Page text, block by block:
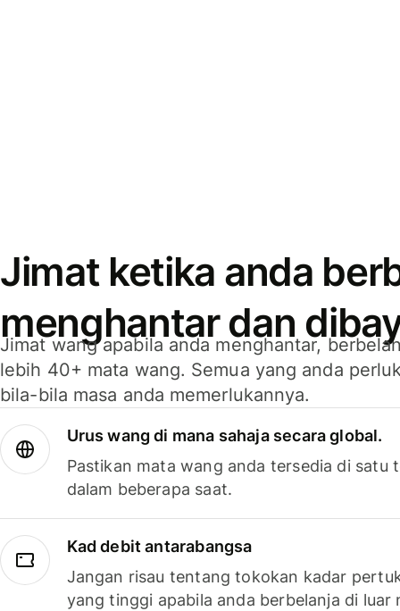
Jimat ketika anda
menghantar dan
Jimat wang apabila anda menghantar,
lebih 40+ mata wang. Semua yang anda
bila-bila masa anda memerlukannya.
Urus wang di mana sahaja secara global.
Pastikan mata wang anda tersedia di satu
dalam beberapa saat.
Kad debit antarabangsa
Jangan risau tentang tokokan kadar
yang tinggi apabila anda berbelanja di luar